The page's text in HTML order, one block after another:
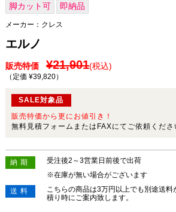
脚カット可 即納品
メーカー： クレス
エルノ
販売特価 ¥21,901(税込)
（定価 ¥39,820）
SALE対象品
販売特価から更にお値引き！
無料見積フォームまたはFAXにてご依頼くださ
納期
受注後2～3営業日前後で出荷
※在庫が無い場合がございます
送料
こちらの商品は3万円以上でも別途送
積り時にご案内致します。